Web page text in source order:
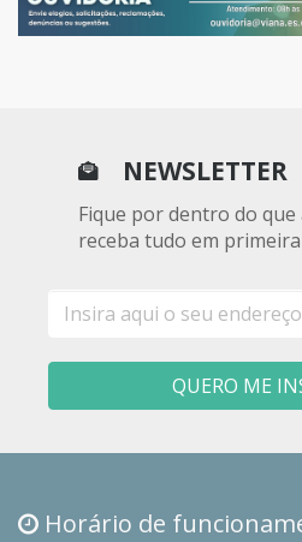
NEWSLETTER
Fique por dentro do
receba tudo em
mail
QUERO ME
Horário de